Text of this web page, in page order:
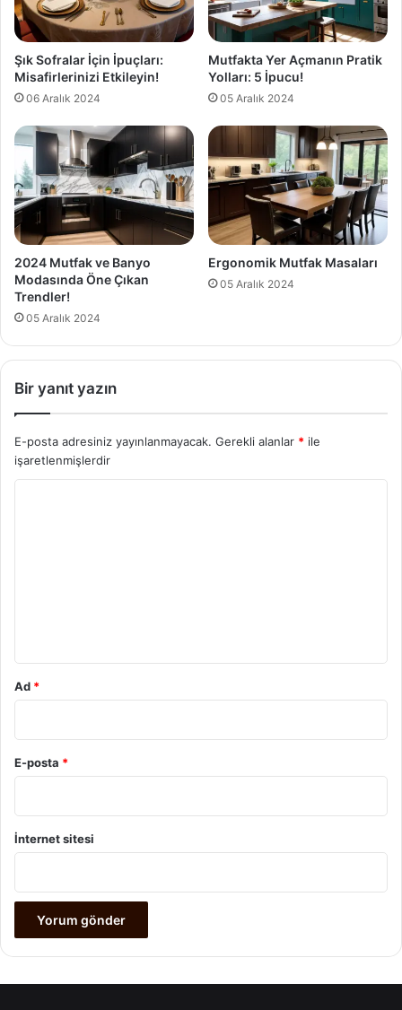
Şık Sofralar İçin İpuçları:
Misafirlerinizi Etkileyin!
06 Aralık 2024
Mutfakta Yer Açmanın Pratik
Yolları: 5 İpucu!
05 Aralık 2024
2024 Mutfak ve Banyo
Modasında Öne Çıkan
Trendler!
05 Aralık 2024
Ergonomik Mutfak Masaları
05 Aralık 2024
Bir yanıt yazın
E-posta adresiniz yayınlanmayacak. Gerekli alanlar * ile
işaretlenmişlerdir
Ad *
E-posta *
İnternet sitesi